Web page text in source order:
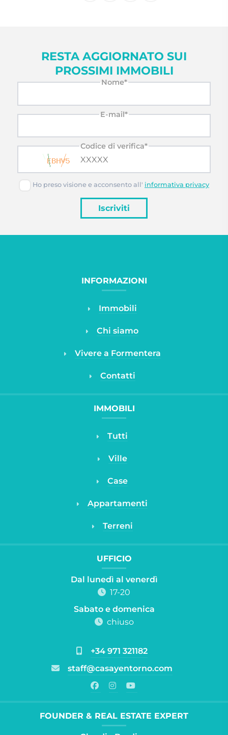
RESTA AGGIORNATO SUI
PROSSIMI IMMOBILI
Nome*
E-mail*
Codice di verifica*
Ho preso visione e acconsento all' informativa privacy
Iscriviti
INFORMAZIONI
Immobili
Chi siamo
Vivere a Formentera
Contatti
IMMOBILI
Tutti
Ville
Case
Appartamenti
Terreni
UFFICIO
Dal lunedì al venerdì
17-20
Sabato e domenica
chiuso
+34 971 321182
staff@casayentorno.com
FOUNDER & REAL ESTATE EXPERT